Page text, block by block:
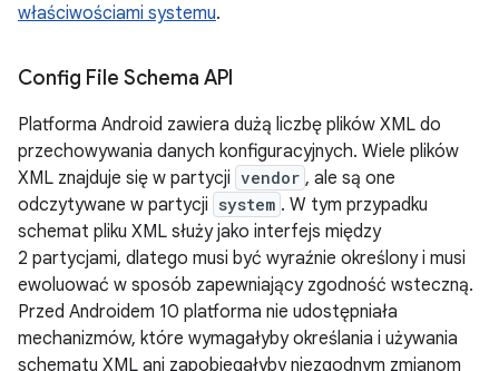
właściwościami systemu.
Config File Schema API
Platforma Android zawiera dużą liczbę plików XML do
przechowywania danych konfiguracyjnych. Wiele plików
XML znajduje się w partycji vendor , ale są one
odczytywane w partycji system . W tym przypadku
schemat pliku XML służy jako interfejs między
2 partycjami, dlatego musi być wyraźnie określony i musi
ewoluować w sposób zapewniający zgodność wsteczną.
Przed Androidem 10 platforma nie udostępniała
mechanizmów, które wymagałyby określania i używania
schematu XML ani zapobiegałyby niezgodnym zmianom